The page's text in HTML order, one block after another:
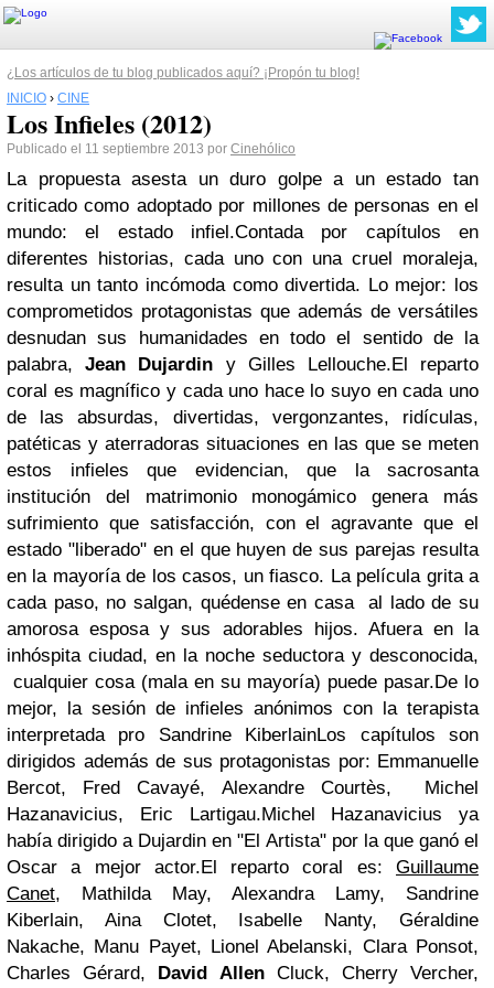
¿Los artículos de tu blog publicados aquí? ¡Propón tu blog!
INICIO › CINE
Los Infieles (2012)
Publicado el 11 septiembre 2013 por Cinehólico
La propuesta asesta un duro golpe a un estado tan
criticado como adoptado por millones de personas en el
mundo: el estado infiel.Contada por capítulos en
diferentes historias, cada uno con una cruel moraleja,
resulta un tanto incómoda como divertida. Lo mejor: los
comprometidos protagonistas que además de versátiles
desnudan sus humanidades en todo el sentido de la
palabra,Jean Dujardin y Gilles Lellouche.El reparto
coral es magnífico y cada uno hace lo suyo en cada uno
de las absurdas, divertidas, vergonzantes, ridículas,
patéticas y aterradoras situaciones en las que se meten
estos infieles que evidencian, que la sacrosanta
institución del matrimonio monogámico genera más
sufrimiento que satisfacción, con el agravante que el
estado "liberado" en el que huyen de sus parejas resulta
en la mayoría de los casos, un fiasco. La película grita a
cada paso, no salgan, quédense en casa al lado de su
amorosa esposa y sus adorables hijos. Afuera en la
inhóspita ciudad, en la noche seductora y desconocida,
cualquier cosa (mala en su mayoría) puede pasar.De lo
mejor, la sesión de infieles anónimos con la terapista
interpretada pro Sandrine KiberlainLos capítulos son
dirigidos además de sus protagonistas por: Emmanuelle
Bercot, Fred Cavayé, Alexandre Courtès, Michel
Hazanavicius, Eric Lartigau.Michel Hazanavicius ya
había dirigido a Dujardin en "El Artista" por la que ganó el
Oscar a mejor actor.El reparto coral es:Guillaume
Canet, Mathilda May, Alexandra Lamy, Sandrine
Kiberlain, Aina Clotet, Isabelle Nanty,Géraldine
Nakache, Manu Payet, Lionel Abelanski, Clara Ponsot,
Charles Gérard, David AllenCluck, Cherry Vercher,